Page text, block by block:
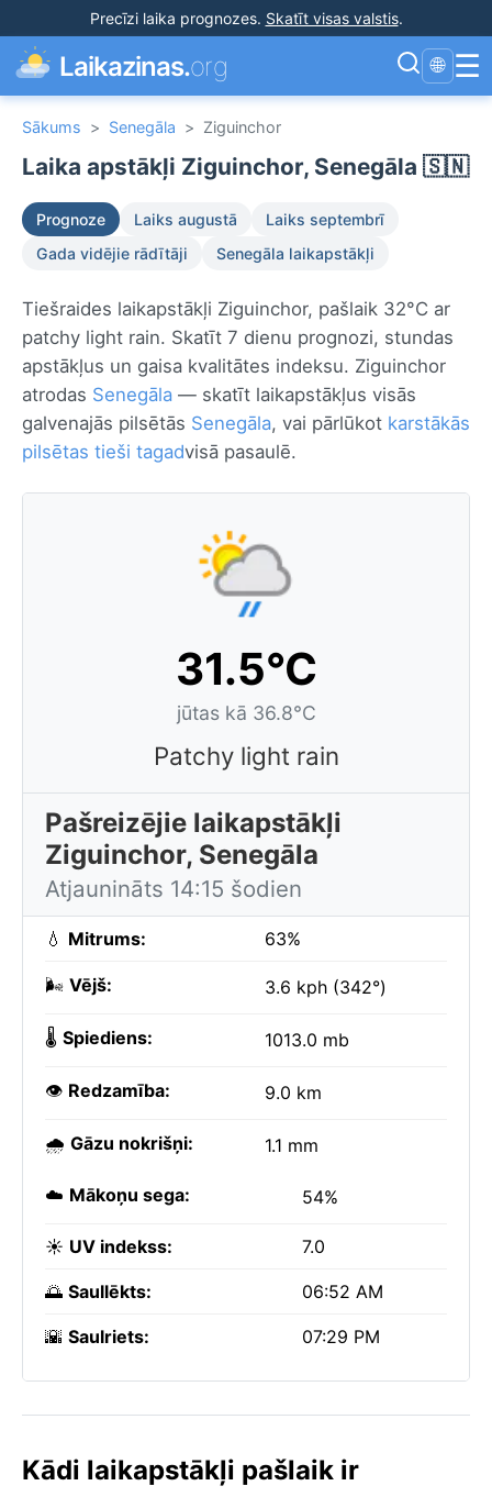
Precīzi laika prognozes. Skatīt visas valstis.
Laikazinas.org 🌐 ☰
Sākums > Senegāla > Ziguinchor
Laika apstākļi Ziguinchor, Senegāla 🇸🇳
Prognoze Laiks augustā
Laiks septembrī
Gada vidējie rādītāji
Senegāla laikapstākļi
Tiešraides laikapstākļi Ziguinchor, pašlaik 32°C ar
patchy light rain. Skatīt 7 dienu prognozi, stundas
apstākļus un gaisa kvalitātes indeksu. Ziguinchor
atrodas Senegāla — skatīt laikapstākļus visās
galvenajās pilsētās Senegāla, vai pārlūkot karstākās
pilsētas tieši tagadvisā pasaulē.
31.5°C
jūtas kā 36.8°C
Patchy light rain
Pašreizējie laikapstākļi
Ziguinchor, Senegāla
Atjaunināts 14:15 šodien
💧 Mitrums: 63%
🌬️ Vējš: 3.6 kph (342°)
🌡️ Spiediens: 1013.0 mb
👁️ Redzamība: 9.0 km
🌧️ Gāzu nokrišņi: 1.1 mm
☁️ Mākoņu sega: 54%
☀️ UV indekss: 7.0
🌅 Saullēkts: 06:52 AM
🌇 Saulriets: 07:29 PM
Kādi laikapstākļi pašlaik ir